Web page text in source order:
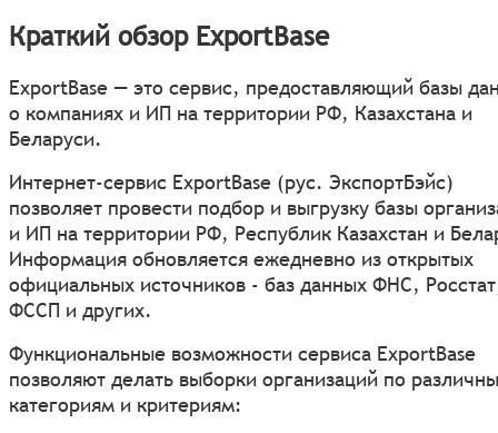
Краткий обзор ExportBase
ExportBase — это сервис, предоставляющий базы
о компаниях и ИП на территории РФ, Казахстана и
Беларуси.
Интернет-сервис ExportBase (рус. ЭкспортБэйс)
позволяет провести подбор и выгрузку базы
и ИП на территории РФ, Республик Казахстан и
Информация обновляется ежедневно из открытых
официальных источников - баз данных ФНС,
ФССП и других.
Функциональные возможности сервиса ExportBase
позволяют делать выборки организаций по
категориям и критериям: